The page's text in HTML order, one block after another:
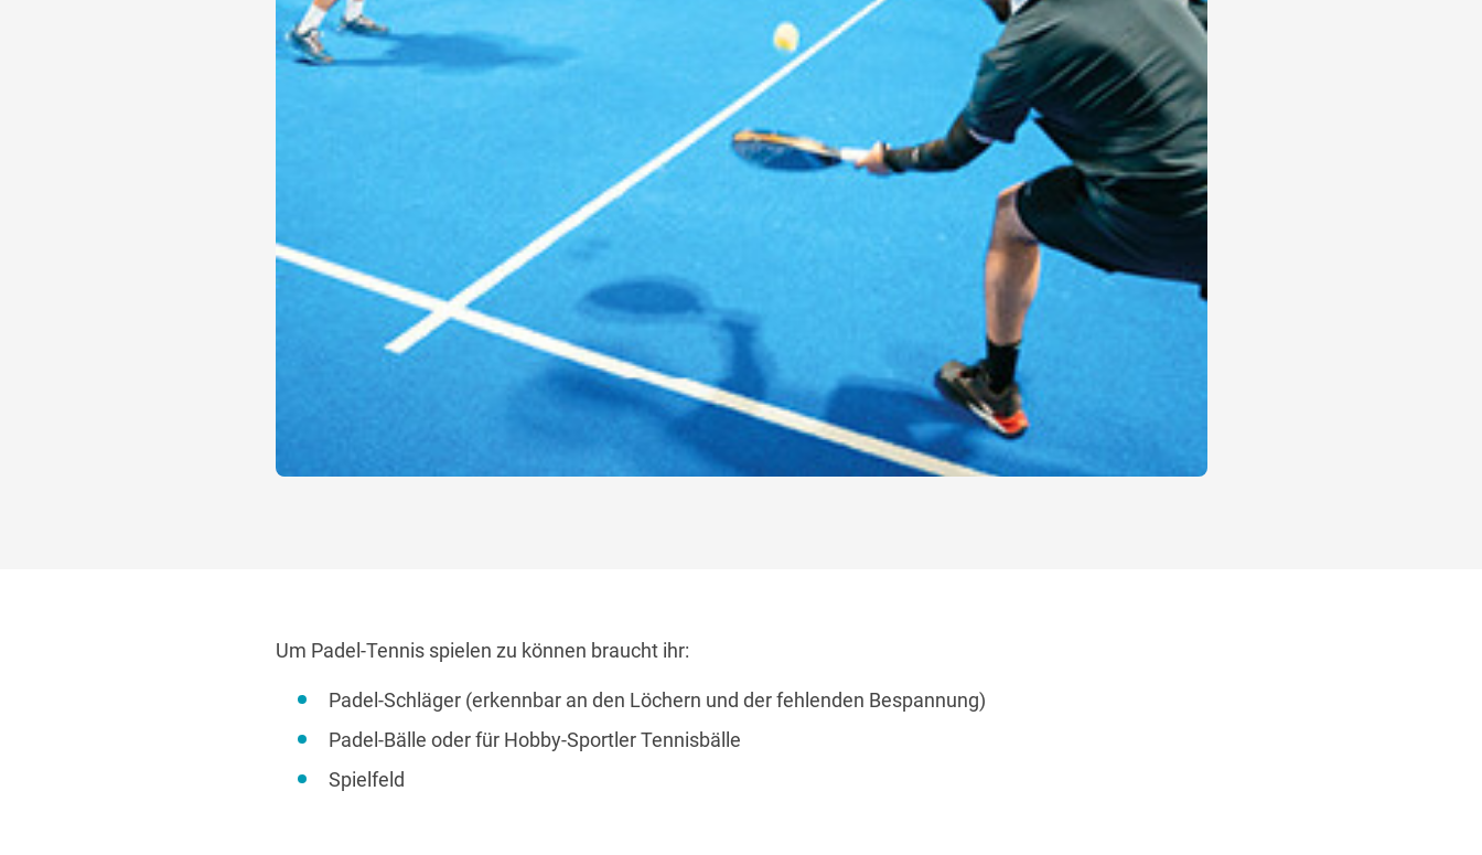
Um Padel-Tennis spielen zu können braucht ihr:
Padel-Schläger (erkennbar an den Löchern und der fehlenden Bespannung)
Padel-Bälle oder für Hobby-Sportler Tennisbälle
Spielfeld